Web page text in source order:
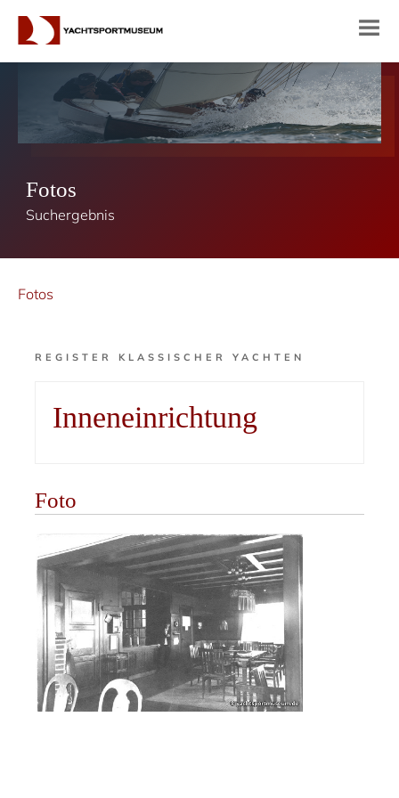
Fotos
Suchergebnis
Fotos
REGISTER KLASSISCHER YACHTEN
Inneneinrichtung
Foto